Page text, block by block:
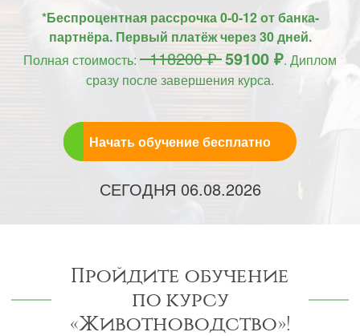
*Беспроцентная рассрочка 0-0-12 от банка-
партнёра. Первый платёж через 30 дней.
Полная стоимость: 118200 ₽59100 ₽. Диплом
сразу после завершения курса.
Начать обучение бесплатно
СЕГОДНЯ 06.08.2026
Пройдите обучение
по курсу
«Животноводство»!